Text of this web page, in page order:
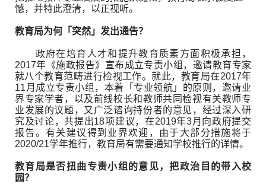
憾，并特此澄清，以正视听。
教育局为何「突然」发出通告？
政府在培育人才和提升教育质素方面积极承担，
2017年《施政报告》宣布成立专责小组，邀请教育专家
就八个教育范畴进行检视工作。就此，教育局在2017年
11月成立专责小组，本着「专业领航」的原则，邀请业
界专家学者，以及前线校长和教师共同检视有关教师专
业发展的议题，又广泛谘询持份者的意见，经过深入研
究及讨论，共提出18项建议，在2019年3月向政府提交
报告。有关建议得到业界欢迎，由于大部分措施将于
2020/21学年推行，教育局有需要通知学校推行的详情。
教育局是否扭曲专责小组的意见，把政治目的带入校
园？